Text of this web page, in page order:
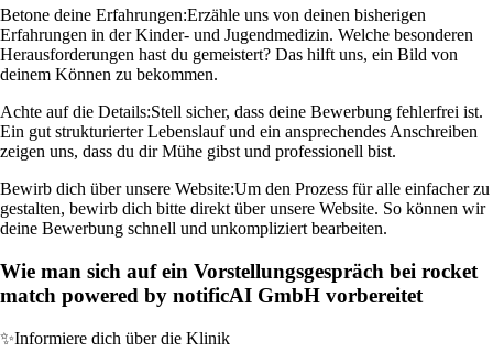
Betone deine Erfahrungen:Erzähle uns von deinen bisherigen
Erfahrungen in der Kinder- und Jugendmedizin. Welche besonderen
Herausforderungen hast du gemeistert? Das hilft uns, ein Bild von
deinem Können zu bekommen.
Achte auf die Details:Stell sicher, dass deine Bewerbung fehlerfrei ist.
Ein gut strukturierter Lebenslauf und ein ansprechendes Anschreiben
zeigen uns, dass du dir Mühe gibst und professionell bist.
Bewirb dich über unsere Website:Um den Prozess für alle einfacher zu
gestalten, bewirb dich bitte direkt über unsere Website. So können wir
deine Bewerbung schnell und unkompliziert bearbeiten.
Wie man sich auf ein Vorstellungsgespräch bei rocket
match powered by notificAI GmbH vorbereitet
✨Informiere dich über die Klinik